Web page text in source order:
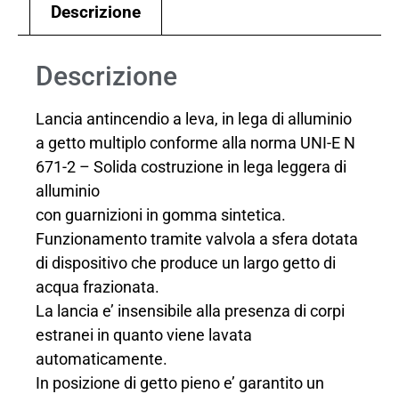
Descrizione
Descrizione
Lancia antincendio a leva, in lega di alluminio
a getto multiplo conforme alla norma UNI-E N
671-2 – Solida costruzione in lega leggera di
alluminio
con guarnizioni in gomma sintetica.
Funzionamento tramite valvola a sfera dotata
di dispositivo che produce un largo getto di
acqua frazionata.
La lancia e’ insensibile alla presenza di corpi
estranei in quanto viene lavata
automaticamente.
In posizione di getto pieno e’ garantito un